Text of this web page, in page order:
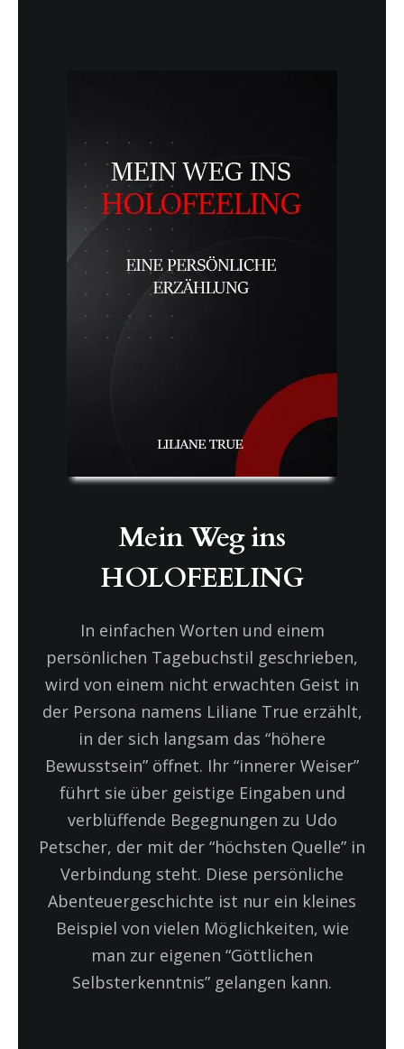
Mein Weg ins
HOLOFEELING
In einfachen Worten und einem
persönlichen Tagebuchstil geschrieben,
wird von einem nicht erwachten Geist in
der Persona namens Liliane True erzählt,
in der sich langsam das “höhere
Bewusstsein” öffnet. Ihr “innerer Weiser”
führt sie über geistige Eingaben und
verblüffende Begegnungen zu Udo
Petscher, der mit der “höchsten Quelle” in
Verbindung steht. Diese persönliche
Abenteuergeschichte ist nur ein kleines
Beispiel von vielen Möglichkeiten, wie
man zur eigenen “Göttlichen
Selbsterkenntnis” gelangen kann.